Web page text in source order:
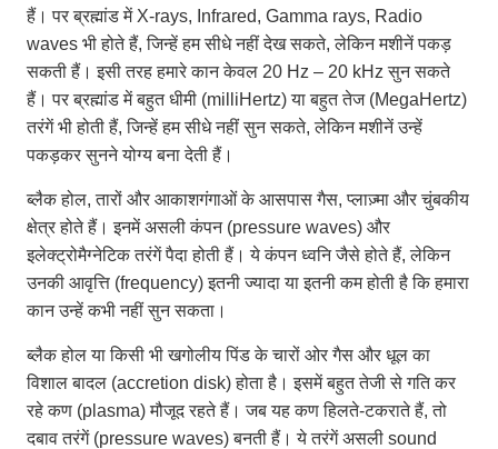
हैं। पर ब्रह्मांड में X-rays, Infrared, Gamma rays, Radio
waves भी होते हैं, जिन्हें हम सीधे नहीं देख सकते, लेकिन मशीनें पकड़
सकती हैं। इसी तरह हमारे कान केवल 20 Hz – 20 kHz सुन सकते
हैं। पर ब्रह्मांड में बहुत धीमी (milliHertz) या बहुत तेज (MegaHertz)
तरंगें भी होती हैं, जिन्हें हम सीधे नहीं सुन सकते, लेकिन मशीनें उन्हें
पकड़कर सुनने योग्य बना देती हैं।
ब्लैक होल, तारों और आकाशगंगाओं के आसपास गैस, प्लाज़्मा और चुंबकीय
क्षेत्र होते हैं। इनमें असली कंपन (pressure waves) और
इलेक्ट्रोमैग्नेटिक तरंगें पैदा होती हैं। ये कंपन ध्वनि जैसे होते हैं, लेकिन
उनकी आवृत्ति (frequency) इतनी ज्यादा या इतनी कम होती है कि हमारा
कान उन्हें कभी नहीं सुन सकता।
ब्लैक होल या किसी भी खगोलीय पिंड के चारों ओर गैस और धूल का
विशाल बादल (accretion disk) होता है। इसमें बहुत तेजी से गति कर
रहे कण (plasma) मौजूद रहते हैं। जब यह कण हिलते-टकराते हैं, तो
दबाव तरंगें (pressure waves) बनती हैं। ये तरंगें असली sound